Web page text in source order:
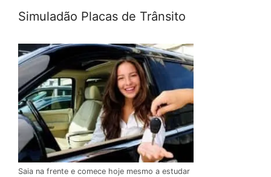
Simuladão Placas de Trânsito
Saia na frente e comece hoje mesmo a estudar